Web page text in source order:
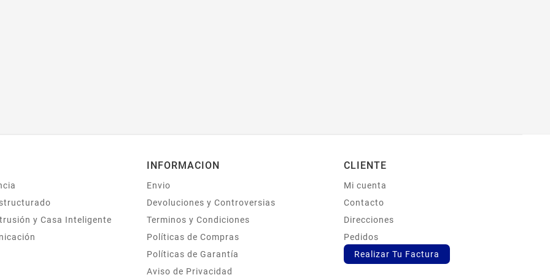
y Casa Inteligente
INFORMACION
Envio
Devoluciones y Controversias
Terminos y Condiciones
Políticas de Compras
Políticas de Garantía
Aviso de Privacidad
CLIENTE
Mi cuenta
Contacto
Direcciones
Pedidos
Realizar Tu Factura